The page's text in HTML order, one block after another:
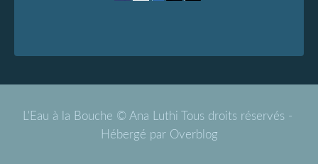
L'Eau à la Bouche © Ana Luthi Tous droits réservés -
Hébergé par Overblog